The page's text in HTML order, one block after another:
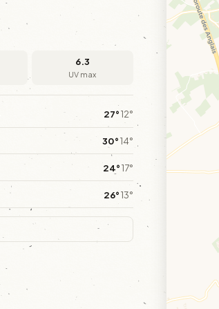
6.3
UV max
27°12°
30°14°
24°17°
26°13°